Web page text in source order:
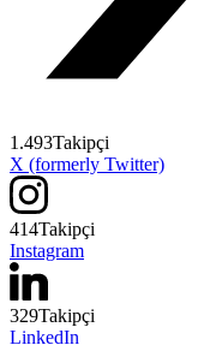
1.493Takipçi
X (formerly Twitter)
414Takipçi
Instagram
329Takipçi
LinkedIn